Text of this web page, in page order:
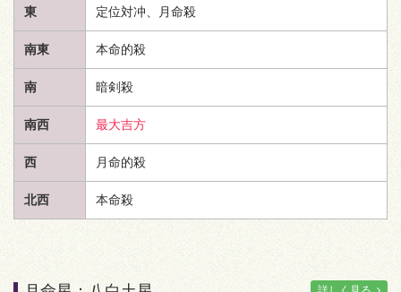
東 定位対冲、月命殺
南東 本命的殺
南 暗剣殺
南西 最大吉方
西 月命的殺
北西 本命殺